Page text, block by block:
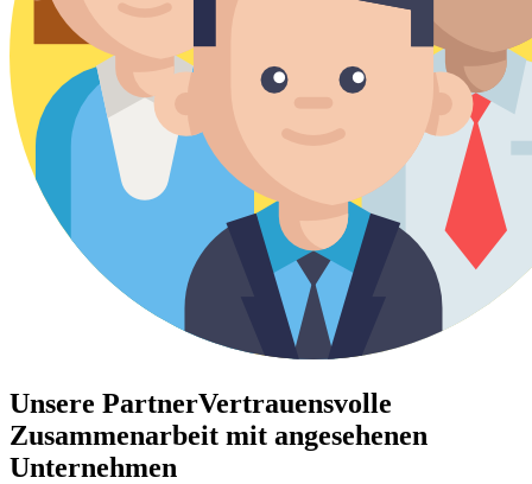
Unsere PartnerVertrauensvolle
Zusammenarbeit mit angesehenen
Unternehmen